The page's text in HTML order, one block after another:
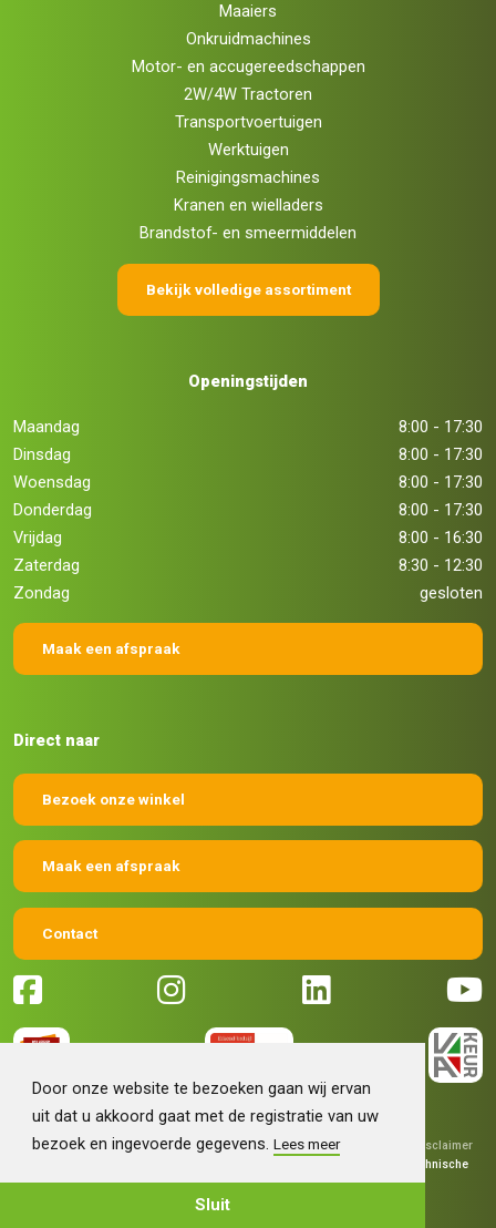
Door onze website te bezoeken gaan wij ervan
uit dat u akkoord gaat met de registratie van uw
bezoek en ingevoerde gegevens.Lees meer
Sluit
Maaiers
Onkruidmachines
Motor- en accugereedschappen
2W/4W Tractoren
Transportvoertuigen
Werktuigen
Reinigingsmachines
Kranen en wielladers
Brandstof- en smeermiddelen
Bekijk volledige assortiment
Openingstijden
Maandag
8:00 - 17:30
Dinsdag
8:00 - 17:30
Woensdag
8:00 - 17:30
Donderdag
8:00 - 17:30
Vrijdag
8:00 - 16:30
Zaterdag
8:30 - 12:30
Zondag
gesloten
Maak een afspraak
Direct naar
Bezoek onze winkel
Maak een afspraak
Contact
© 2026 Machinehandel Bruntink BV | Algemene voorwaarden
Disclaimer
Technische
realisatieSieronline B.V.